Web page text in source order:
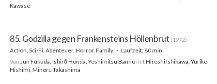
Kawase
85. Godzilla gegen Frankensteins Höllenbrut (1972)
Action, Sci-Fi, Abenteuer, Horror, Family
Laufzeit: 80 min
Von Jun Fukuda, Ishirō Honda, Yoshimitsu Banno mitHiroshi Ishikawa, Yuriko
Hishimi, Minoru Takashima